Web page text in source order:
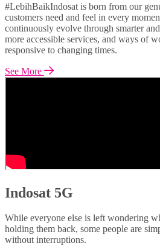
#LebihBaikIndosat is born from our
customers need and feel in every
continuously evolve through smarter
more accessible services, and ways of
responsive to changing times.
See More
Indosat 5G
While everyone else is left wondering
holding them back, some people are
without interruptions.